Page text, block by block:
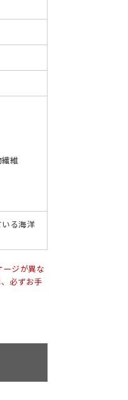
維
る海洋
ジが異な
必ずお手